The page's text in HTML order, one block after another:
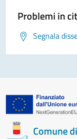
Problemi in
Segnala
Comune